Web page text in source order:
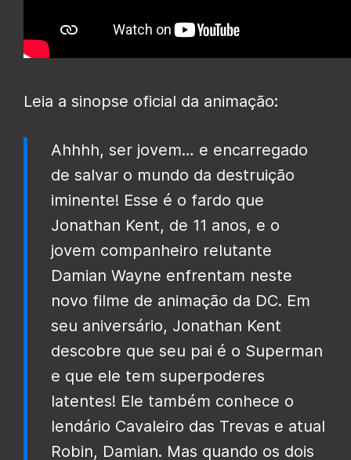
Leia a sinopse oficial da animação:
Ahhhh, ser jovem… e encarregado
de salvar o mundo da destruição
iminente! Esse é o fardo que
Jonathan Kent, de 11 anos, e o
jovem companheiro relutante
Damian Wayne enfrentam neste
novo filme de animação da DC. Em
seu aniversário, Jonathan Kent
descobre que seu pai é o Superman
e que ele tem superpoderes
latentes! Ele também conhece o
lendário Cavaleiro das Trevas e atual
Robin, Damian. Mas quando os dois